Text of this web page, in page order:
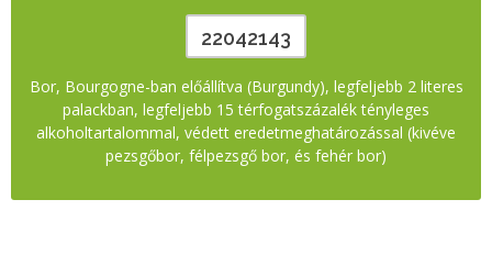
22042143
Bor, Bourgogne-ban előállítva (Burgundy), legfeljebb 2 literes
palackban, legfeljebb 15 térfogatszázalék tényleges
alkoholtartalommal, védett eredetmeghatározással (kivéve
pezsgőbor, félpezsgő bor, és fehér bor)